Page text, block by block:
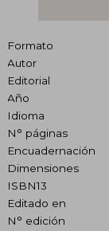
Formato
Autor
Editorial
Año
Idioma
N° páginas
Encuadernación
Dimensiones
ISBN13
Editado en
N° edición